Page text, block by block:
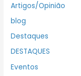
Artigos/Opinião
blog
Destaques
DESTAQUES
Eventos